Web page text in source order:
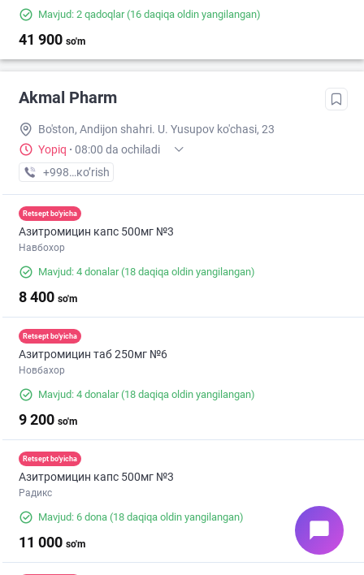
Mavjud: 2 qadoqlar(16 daqiqa oldin yangilangan)
41 900 so'm
Akmal Pharm
Bo'ston, Andijon shahri. U. Yusupov ko'chasi, 23
Yopiq · 08:00 da ochiladi
+998 (90) XXX-XX-XX
кo’rish
Retsept bo'yicha
Азитромицин капс 500мг №3
Навбохор
Mavjud: 4 donalar(18 daqiqa oldin yangilangan)
8 400 so'm
Retsept bo'yicha
Азитромицин таб 250мг №6
Новбахор
Mavjud: 4 donalar(18 daqiqa oldin yangilangan)
9 200 so'm
Retsept bo'yicha
Азитромицин капс 500мг №3
Радикс
Mavjud: 6 dona (18 daqiqa oldin yangilangan)
11 000 so'm
chat_bubble